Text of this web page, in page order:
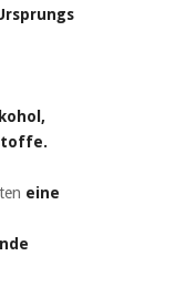
eine